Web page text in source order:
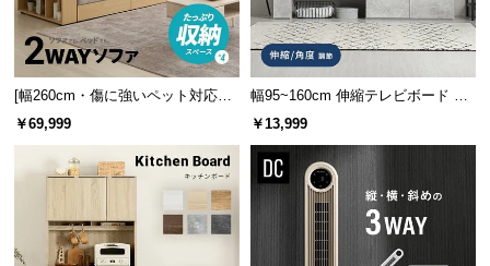
[幅260cm・傷に強いペット対応生
地も] 収納付き3人掛け多機能ソフ
￥69,999
幅95~160cm 伸縮テレビボード ア
レンジ多彩 引き出し収納 角度調節
￥13,999